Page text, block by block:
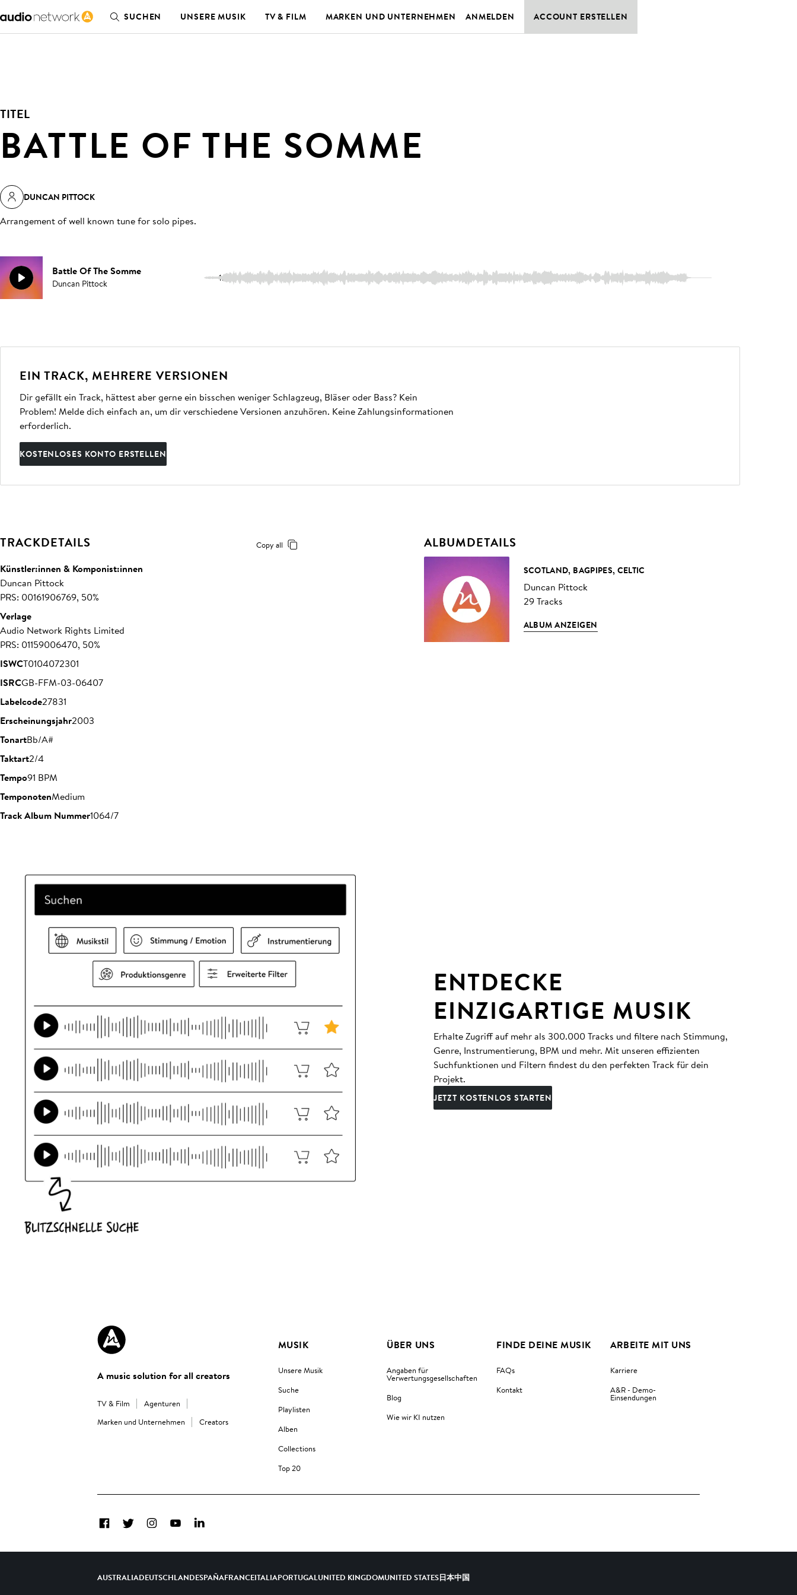
SUCHEN UNSERE MUSIK TV & FILM MARKEN UND UNTERNEHMEN ANMELDEN ACCOUNT ERSTELLEN
TITEL
BATTLE OF THE SOMME
DUNCAN PITTOCK
Arrangement of well known tune for solo pipes.
Battle Of The Somme
Duncan Pittock 1:10
EIN TRACK, MEHRERE VERSIONEN
Dir gefällt ein Track, hättest aber gerne ein bisschen weniger Schlagzeug, Bläser oder Bass? Kein
Problem! Melde dich einfach an, um dir verschiedene Versionen anzuhören. Keine Zahlungsinformationen
erforderlich.
KOSTENLOSES KONTO ERSTELLEN
TRACKDETAILS Copy all
Künstler:innen & Komponist:innen
Duncan Pittock
PRS: 00161906769, 50%
Verlage
Audio Network Rights Limited
PRS: 01159006470, 50%
ISWCT0104072301
ISRCGB-FFM-03-06407
Labelcode27831
Erscheinungsjahr2003
TonartBb/A#
Taktart2/4
Tempo91 BPM
TemponotenMedium
Track Album Nummer1064/7
ALBUMDETAILS
SCOTLAND, BAGPIPES, CELTIC
Duncan Pittock
29 Tracks
ALBUM ANZEIGEN
ENTDECKE
EINZIGARTIGE MUSIK
Erhalte Zugriff auf mehr als 300.000 Tracks und filtere nach Stimmung,
Genre, Instrumentierung, BPM und mehr. Mit unseren effizienten
Suchfunktionen und Filtern findest du den perfekten Track für dein
Projekt.
JETZT KOSTENLOS STARTEN
A music solution for all creators
TV & Film
Agenturen
Marken und Unternehmen
Creators
MUSIK
Unsere Musik
Suche
Playlisten
Alben
Collections
Top 20
ÜBER UNS
Angaben für
Verwertungsgesellschaften
Blog
Wie wir KI nutzen
FINDE DEINE MUSIK
FAQs
Kontakt
ARBEITE MIT UNS
Karriere
A&R - Demo-
Einsendungen
FacebookTwitterInstagramYouTubeLinkedIn
AUSTRALIADEUTSCHLANDESPAÑAFRANCEITALIAPORTUGALUNITED KINGDOMUNITED STATES日本中国